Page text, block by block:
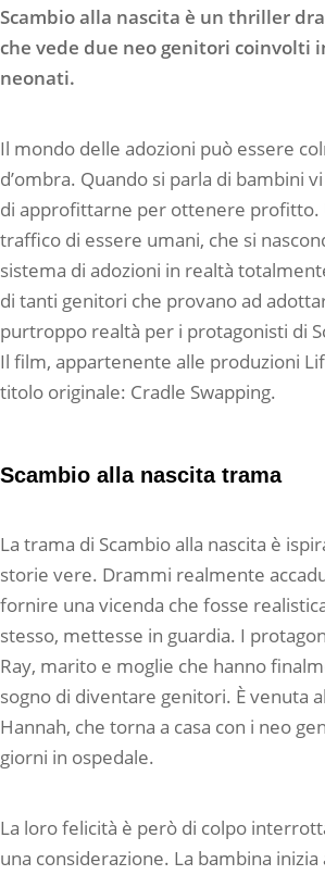
Scambio alla nascita è un thriller
che vede due neo genitori coinvolti
neonati.
Il mondo delle adozioni può essere
d’ombra. Quando si parla di bambini
di approfittarne per ottenere profitto.
traffico di essere umani, che si
sistema di adozioni in realtà
di tanti genitori che provano ad
purtroppo realtà per i protagonisti di
Il film, appartenente alle produzioni
titolo originale: Cradle Swapping.
Scambio alla nascita trama
La trama di Scambio alla nascita è
storie vere. Drammi realmente
fornire una vicenda che fosse
stesso, mettesse in guardia. I
Ray, marito e moglie che hanno
sogno di diventare genitori. È venuta
Hannah, che torna a casa con i neo
giorni in ospedale.
La loro felicità è però di colpo
una considerazione. La bambina